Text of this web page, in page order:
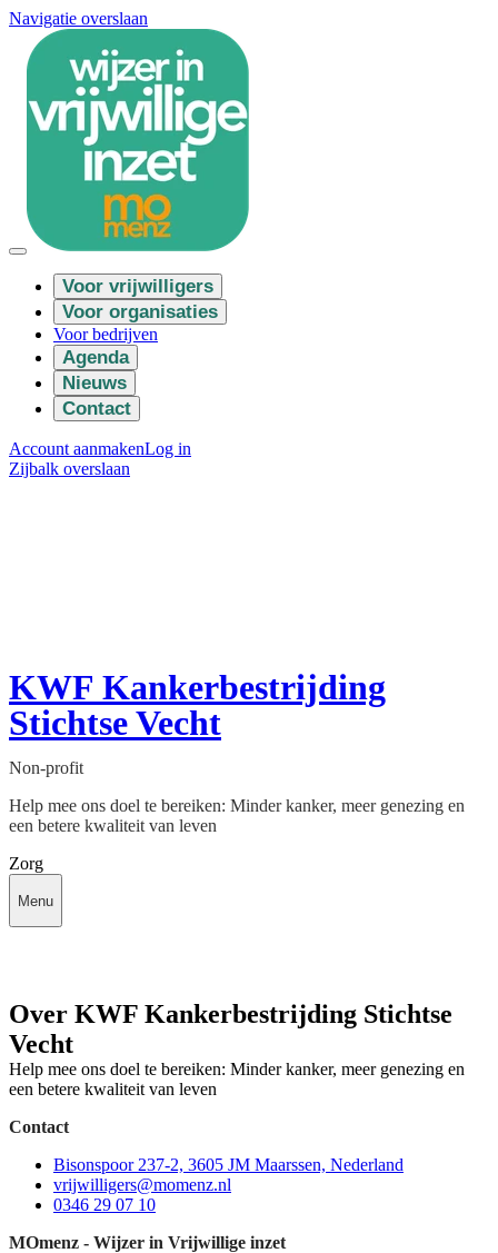
Navigatie overslaan
Voor vrijwilligers
Voor organisaties
Voor bedrijven
Agenda
Nieuws
Contact
Account aanmakenLog in
Zijbalk overslaan
KWF Kankerbestrijding
Stichtse Vecht
Non-profit
Help mee ons doel te bereiken: Minder kanker, meer genezing en
een betere kwaliteit van leven
Zorg
Menu
Over KWF Kankerbestrijding Stichtse
Vecht
Help mee ons doel te bereiken: Minder kanker, meer genezing en
een betere kwaliteit van leven
Contact
Bisonspoor 237-2, 3605 JM Maarssen, Nederland
vrijwilligers@momenz.nl
0346 29 07 10
MOmenz - Wijzer in Vrijwillige inzet